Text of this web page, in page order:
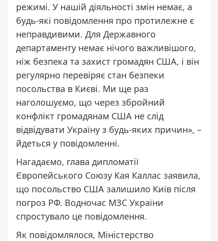
режимі. У нашій діяльності змін немає, а
будь-які повідомлення про протилежне є
неправдивими. Для Державного
департаменту немає нічого важливішого,
ніж безпека та захист громадян США, і він
регулярно перевіряє стан безпеки
посольства в Києві. Ми ще раз
наголошуємо, що через збройний
конфлікт громадянам США не слід
відвідувати Україну з будь-яких причин», –
йдеться у повідомленні.
Нагадаємо, глава дипломатії
Європейського Союзу Кая Каллас заявила,
що посольство США залишило Київ після
погроз РФ. Водночас МЗС України
спростувало це повідомлення.
Як повідомлялося, Міністерство